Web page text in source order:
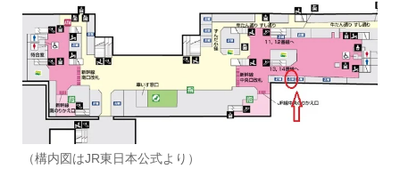
（構内図はJR東日本公式より）